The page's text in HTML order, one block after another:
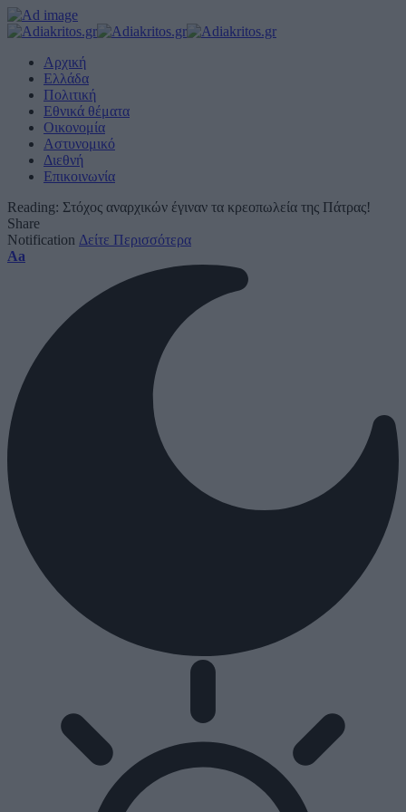
Αρχική
Ελλάδα
Πολιτική
Εθνικά θέματα
Οικονομία
Αστυνομικό
Διεθνή
Επικοινωνία
Reading: Στόχος αναρχικών έγιναν τα κρεοπωλεία της Πάτρας!
Share
Notification Δείτε Περισσότερα
Font
Aa